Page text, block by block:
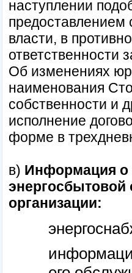
наступлении
предоставлением
власти, в
ответственности
Об изменениях
наименования
собственности и
исполнение
форме в
в) Информация о
энергосбытовой
организации: